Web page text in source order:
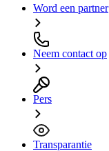
Word een partner
Neem contact op
Pers
Transparantie